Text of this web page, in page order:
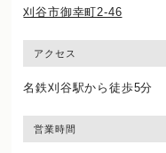
刈谷市御幸町2-46
アクセス
名鉄刈谷駅から徒歩5分
営業時間